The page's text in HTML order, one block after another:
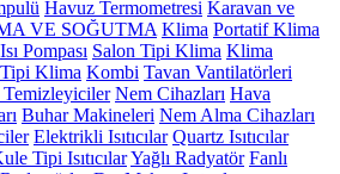
Havuz Termometresi Karavan ve
VE SOĞUTMA Klima Portatif Klima
Isı Pompası Salon Tipi Klima Klima
Klima Kombi Tavan Vantilatörleri
Nem Cihazları Hava
Buhar Makineleri Nem Alma Cihazları
Elektrikli Isıtıcılar Quartz Isıtıcılar
Tipi IsıtıcılarYağlı Radyatör Fanlı